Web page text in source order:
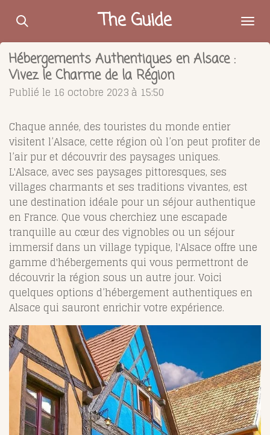
Passer
contenu
principal
The Guide
Hébergements Authentiques en Alsace :
Vivez le Charme de la Région
Publié le 16 octobre 2023 à 15:50
Chaque année, des touristes du monde entier
visitent l’Alsace, cette région où l’on peut profiter de
l’air pur et découvrir des paysages uniques.
L'Alsace, avec ses paysages pittoresques, ses
villages charmants et ses traditions vivantes, est
une destination idéale pour un séjour authentique
en France. Que vous cherchiez une escapade
tranquille au cœur des vignobles ou un séjour
immersif dans un village typique, l'Alsace offre une
gamme d'hébergements qui vous permettront de
découvrir la région sous un autre jour. Voici
quelques options d’hébergement authentiques en
Alsace qui sauront enrichir votre expérience.